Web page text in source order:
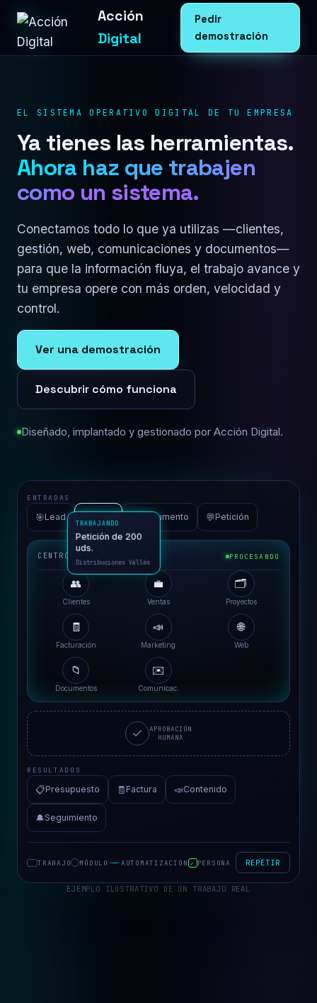
Acción
Digital
Pedir
demostración
EL SISTEMA OPERATIVO DIGITAL DE TU EMPRESA
Ya tienes las herramientas.
Ahora haz que trabajen
como un sistema.
Conectamos todo lo que ya utilizas —clientes,
gestión, web, comunicaciones y documentos—
para que la información fluya, el trabajo avance y
tu empresa opere con más orden, velocidad y
control.
Ver una demostración
Descubrir cómo funciona
Diseñado, implantado y gestionado por Acción Digital.
ENTRADAS
🎯Lead Documento 💬Petición
CENTRO DE OPERACIONES PROCESANDO
👥
Clientes
💼
Ventas
🗂️
Proyectos
🧾
Facturación
📣
Marketing
🌐
Web
📁
Documentos
✉️
Comunicac.
APROBACIÓN
HUMANA
RESULTADOS
📋Presupuesto 🧾Factura 📣Contenido
🔔Seguimiento
TRABAJANDO
Distribuciones Vallès
TRABAJO MÓDULO AUTOMATIZACIÓN ✓ PERSONA REPETIR
EJEMPLO ILUSTRATIVO DE UN TRABAJO REAL